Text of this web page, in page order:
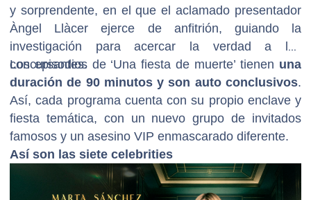
y sorprendente, en el que el aclamado presentador
Àngel Llàcer ejerce de anfitrión, guiando la
investigación para acercar la verdad a los
concursantes.
Los episodios de ‘Una fiesta de muerte’ tienen una
duración de 90 minutos y son auto conclusivos.
Así, cada programa cuenta con su propio enclave y
fiesta temática, con un nuevo grupo de invitados
famosos y un asesino VIP enmascarado diferente.
Así son las siete celebrities